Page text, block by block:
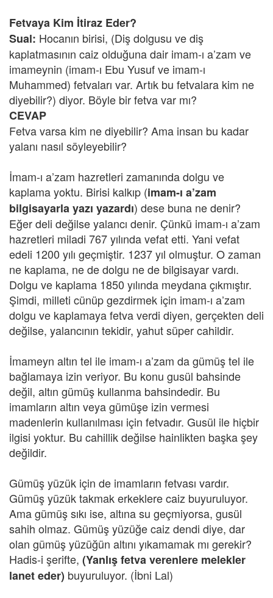
Fetvaya Kim İtiraz Eder?
Sual: Hocanın birisi, (Diş dolgusu ve diş
kaplatmasının caiz olduğuna dair imam-ı a’zam ve
imameynin (imam-ı Ebu Yusuf ve imam-ı
Muhammed) fetvaları var. Artık bu fetvalara kim ne
diyebilir?) diyor. Böyle bir fetva var mı?
CEVAP
Fetva varsa kim ne diyebilir? Ama insan bu kadar
yalanı nasıl söyleyebilir?
İmam-ı a’zam hazretleri zamanında dolgu ve
kaplama yoktu. Birisi kalkıp (imam-ı a’zam
bilgisayarla yazı yazardı) dese buna ne denir?
Eğer deli değilse yalancı denir. Çünkü imam-ı a’zam
hazretleri miladi 767 yılında vefat etti. Yani vefat
edeli 1200 yılı geçmiştir. 1237 yıl olmuştur. O zaman
ne kaplama, ne de dolgu ne de bilgisayar vardı.
Dolgu ve kaplama 1850 yılında meydana çıkmıştır.
Şimdi, milleti cünüp gezdirmek için imam-ı a’zam
dolgu ve kaplamaya fetva verdi diyen, gerçekten deli
değilse, yalancının tekidir, yahut süper cahildir.
İmameyn altın tel ile imam-ı a’zam da gümüş tel ile
bağlamaya izin veriyor. Bu konu gusül bahsinde
değil, altın gümüş kullanma bahsindedir. Bu
imamların altın veya gümüşe izin vermesi
madenlerin kullanılması için fetvadır. Gusül ile hiçbir
ilgisi yoktur. Bu cahillik değilse hainlikten başka şey
değildir.
Gümüş yüzük için de imamların fetvası vardır.
Gümüş yüzük takmak erkeklere caiz buyuruluyor.
Ama gümüş sıkı ise, altına su geçmiyorsa, gusül
sahih olmaz. Gümüş yüzüğe caiz dendi diye, dar
olan gümüş yüzüğün altını yıkamamak mı gerekir?
Hadis-i şerifte, (Yanlış fetva verenlere melekler
lanet eder) buyuruluyor. (İbni Lal)